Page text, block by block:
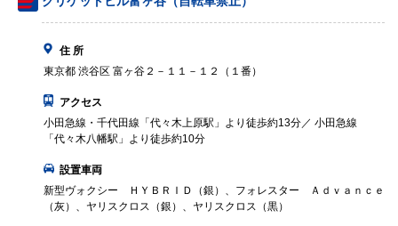
住 所
東京都 渋谷区 富ヶ谷２－１１－１２（１番）
アクセス
小田急線・千代田線「代々木上原駅」より徒歩約13分／ 小田急線
「代々木八幡駅」より徒歩約10分
設置車両
新型ヴォクシー ＨＹＢＲＩＤ（銀）、フォレスター Ａｄｖａｎｃｅ
（灰）、ヤリスクロス（銀）、ヤリスクロス（黒）